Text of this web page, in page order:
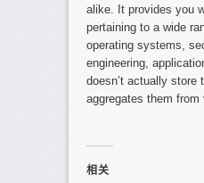
alike. It provides you
pertaining to a wide
operating systems,
engineering,
doesn’t actually store
aggregates them from
相关